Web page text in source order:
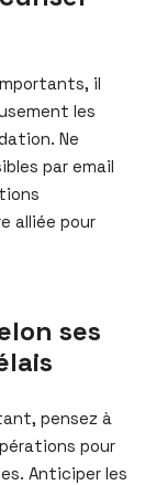
il
les
Ne
par email
alliée pour
ses
pensez à
pour
Anticiper les